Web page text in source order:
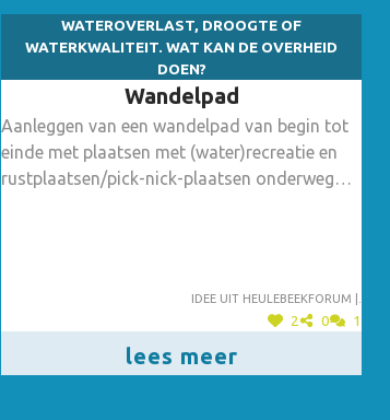
WATEROVERLAST, DROOGTE OF
WATERKWALITEIT. WAT KAN DE OVERHEID
DOEN?
Wandelpad
Aanleggen van een wandelpad van begin tot
einde met plaatsen met (water)recreatie en
rustplaatsen/pick-nick-plaatsen onderweg
Idee uit heulebeekforum |.
2 0 1
lees meer